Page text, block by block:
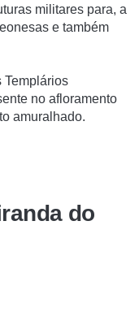
militares para, a
e também
Templários
no afloramento
amuralhado.
do